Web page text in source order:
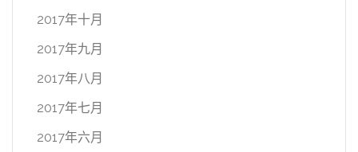
2017年十月
2017年九月
2017年八月
2017年七月
2017年六月